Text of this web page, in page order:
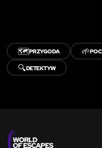
🗺️PRZYGODA 🌱
🔍DETEKTYW